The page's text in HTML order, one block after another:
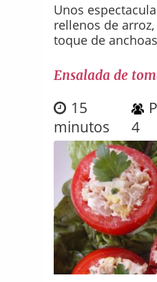
Unos
rellenos de
toque de
Ensalada de
15
minutos
4